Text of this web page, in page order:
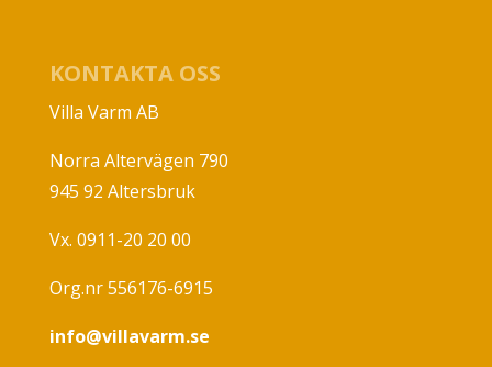
KONTAKTA OSS
Villa Varm AB
Norra Altervägen 790
945 92 Altersbruk
Vx. 0911-20 20 00
Org.nr 556176-6915
info@villavarm.se